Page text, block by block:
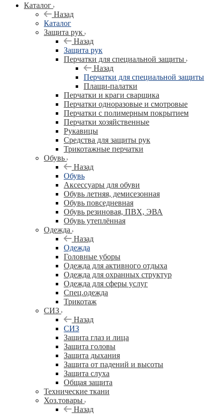
Каталог
Назад
Каталог
Защита рук
Назад
Защита рук
Перчатки для специальной защиты
Назад
Перчатки для специальной защиты
Плащи-палатки
Перчатки и краги сварщика
Перчатки одноразовые и смотровые
Перчатки с полимерным покрытием
Перчатки хозяйственные
Рукавицы
Средства для защиты рук
Трикотажные перчатки
Обувь
Назад
Обувь
Аксессуары для обуви
Обувь летняя, демисезонная
Обувь повседневная
Обувь резиновая, ПВХ, ЭВА
Обувь утеплённая
Одежда
Назад
Одежда
Головные уборы
Одежда для активного отдыха
Одежда для охранных структур
Одежда для сферы услуг
Спец.одежда
Трикотаж
СИЗ
Назад
СИЗ
Защита глаз и лица
Защита головы
Защита дыхания
Защита от падений и высоты
Защита слуха
Общая защита
Технические ткани
Хоз.товары
Назад